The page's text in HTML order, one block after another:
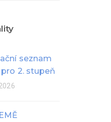
seznam
2. stupeň